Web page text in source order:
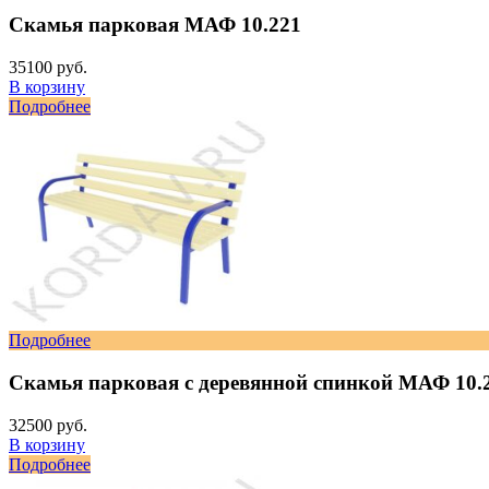
Скамья парковая МАФ 10.221
35100 руб.
В корзину
Подробнее
Подробнее
Скамья парковая с деревянной спинкой МАФ
32500 руб.
В корзину
Подробнее